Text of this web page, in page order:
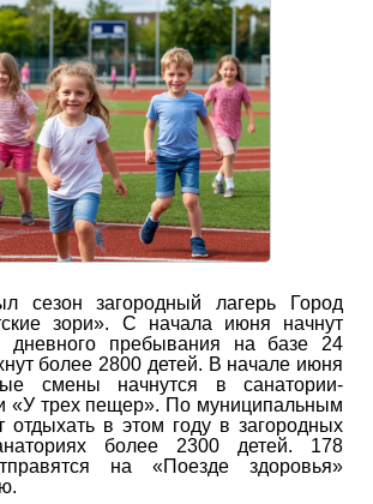
сезон загородный лагерь Город
зори». С начала июня начнут
дневного пребывания на базе 24
более 2800 детей. В начале июня
смены начнутся в санатории-
«У трех пещер». По муниципальным
отдыхать в этом году в загородных
более 2300 детей. 178
на «Поезде здоровья»